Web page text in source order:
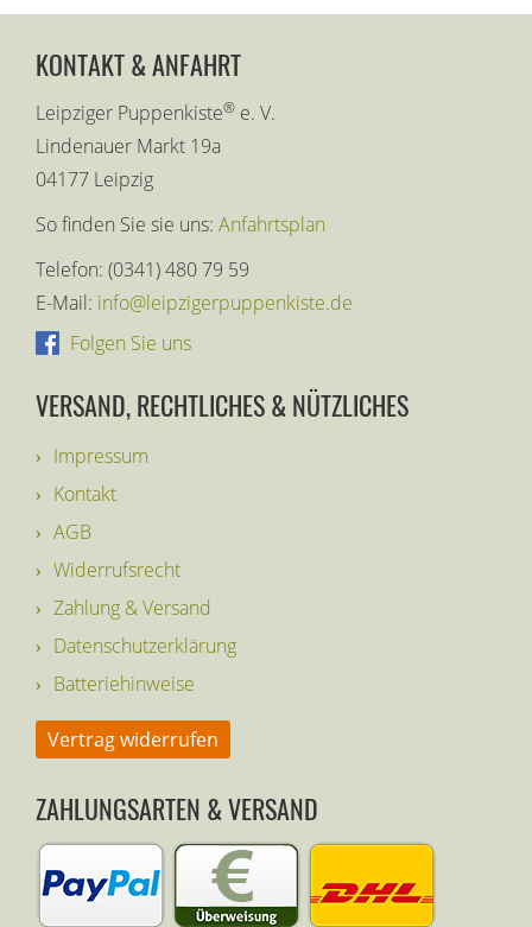
KONTAKT & ANFAHRT
Leipziger Puppenkiste® e. V.
Lindenauer Markt 19a
04177 Leipzig
So finden Sie sie uns: Anfahrtsplan
Telefon: (0341) 480 79 59
E-Mail: info@leipzigerpuppenkiste.de
Folgen Sie uns
VERSAND, RECHTLICHES & NÜTZLICHES
Impressum
Kontakt
AGB
Widerrufsrecht
Zahlung & Versand
Datenschutzerklärung
Batteriehinweise
Vertrag widerrufen
ZAHLUNGSARTEN & VERSAND